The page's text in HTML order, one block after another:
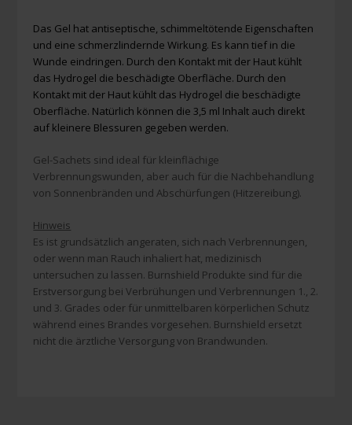
Das Gel hat antiseptische, schimmeltötende Eigenschaften
und eine schmerzlindernde Wirkung. Es kann tief in die
Wunde eindringen. Durch den Kontakt mit der Haut kühlt
das Hydrogel die beschädigte Oberfläche. Durch den
Kontakt mit der Haut kühlt das Hydrogel die beschädigte
Oberfläche. Natürlich können die 3,5 ml Inhalt auch direkt
auf kleinere Blessuren gegeben werden.
Gel-Sachets sind ideal für kleinflächige
Verbrennungswunden, aber auch für die Nachbehandlung
von Sonnenbränden und Abschürfungen (Hitzereibung).
Hinweis
Es ist grundsätzlich angeraten, sich nach Verbrennungen,
oder wenn man Rauch inhaliert hat, medizinisch
untersuchen zu lassen. Burnshield Produkte sind für die
Erstversorgung bei Verbrühungen und Verbrennungen 1., 2.
und 3. Grades oder für unmittelbaren körperlichen Schutz
während eines Brandes vorgesehen. Burnshield ersetzt
nicht die ärztliche Versorgung von Brandwunden.